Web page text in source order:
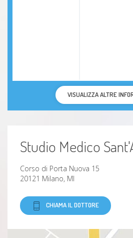
VISUALIZZA ALTRE
Studio Medico
Corso di Porta Nuova 15
20121 Milano, MI
CHIAMA IL DOTTORE